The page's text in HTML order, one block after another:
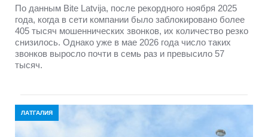
По данным Bite Latvija, после рекордного ноября 2025
года, когда в сети компании было заблокировано более
405 тысяч мошеннических звонков, их количество резко
снизилось. Однако уже в мае 2026 года число таких
звонков выросло почти в семь раз и превысило 57
тысяч.
ЛАТГАЛИЯ